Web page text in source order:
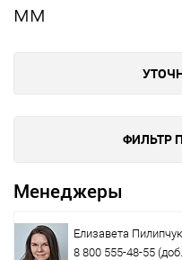
мм
ФИЛЬТР
Менеджеры
Елизавета Пилипчук
8 800 555-48-55